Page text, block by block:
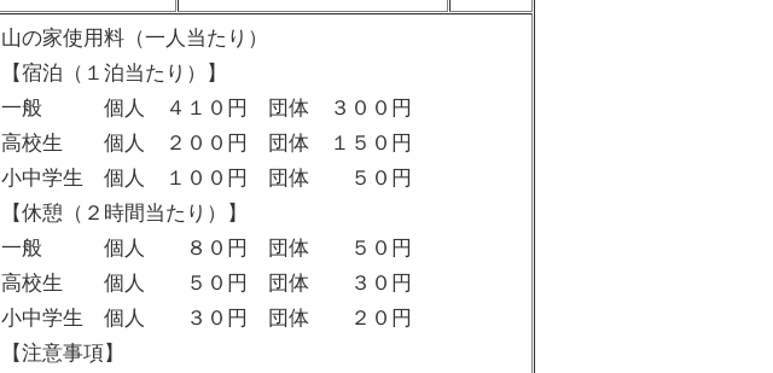
山の家使用料（一人当たり）
【宿泊（１泊当たり）】
一般 個人 ４１０円 団体 ３００円
高校生 個人 ２００円 団体 １５０円
小中学生 個人 １００円 団体 ５０円
【休憩（２時間当たり）】
一般 個人 ８０円 団体 ５０円
高校生 個人 ５０円 団体 ３０円
小中学生 個人 ３０円 団体 ２０円
【注意事項】